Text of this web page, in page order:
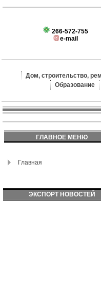
266-572-755
e-mail
Дом, строительство,
Образование
ГЛАВНОЕ МЕНЮ
Главная
ЭКСПОРТ НОВОСТЕЙ